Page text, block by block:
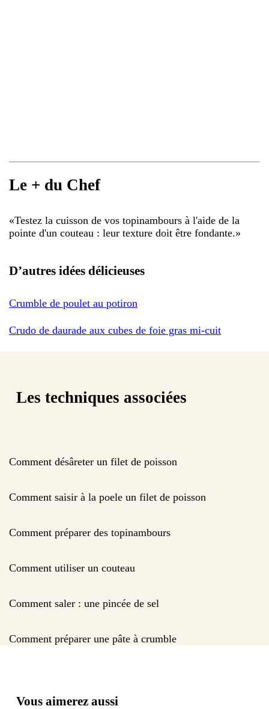
Le + du Chef
«Testez la cuisson de vos topinambours à l'aide de la
pointe d'un couteau : leur texture doit être fondante.»
D’autres idées délicieuses
Crumble de poulet au potiron
Crudo de daurade aux cubes de foie gras mi-cuit
Les techniques associées
Comment désâreter un filet de poisson
Comment saisir à la poele un filet de poisson
Comment préparer des topinambours
Comment utiliser un couteau
Comment saler : une pincée de sel
Comment préparer une pâte à crumble
Vous aimerez aussi